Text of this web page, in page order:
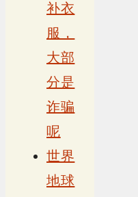
补衣
服，
大部
分是
诈骗
呢
世界
地球